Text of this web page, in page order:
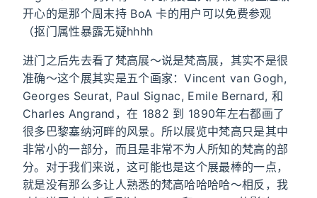
开心的是那个周末持 BoA 卡的用户可以免费参观
（抠门属性暴露无疑hhhh
进门之后先去看了梵高展～说是梵高展，其实不是很
准确～这个展其实是五个画家：Vincent van Gogh,
Georges Seurat, Paul Signac, Emile Bernard, 和
Charles Angrand，在 1882 到 1890年左右都画了
很多巴黎塞纳河畔的风景。所以展览中梵高只是其中
非常小的一部分，而且是非常不为人所知的梵高的部
分。对于我们来说，这可能也是这个展最棒的一点，
就是没有那么多让人熟悉的梵高哈哈哈哈～相反，我